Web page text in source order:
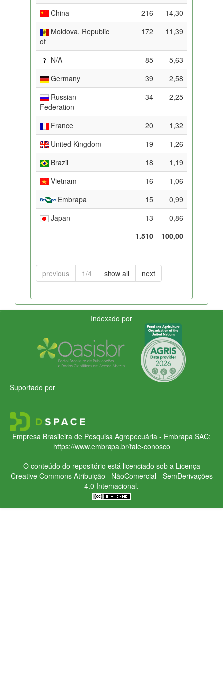
China
216
14,30
Moldova, Republic
of
172 11,39
N/A 85
5,63
Germany
39
2,58
Russian
Federation
34 2,25
France 20
1,32
United Kingdom
19
1,26
Brazil
18
1,19
Vietnam
16
1,06
Embrapa
15
0,99
Japan
13
0,86
1.510
100,00
previous 1/4 show all next
Indexado por
Suportado por
Empresa Brasileira de Pesquisa Agropecuária - Embrapa SAC:
https://www.embrapa.br/fale-conosco
O conteúdo do repositório está licenciado sob a Licença
Creative CommonsAtribuição - NãoComercial - SemDerivações
4.0 Internacional.